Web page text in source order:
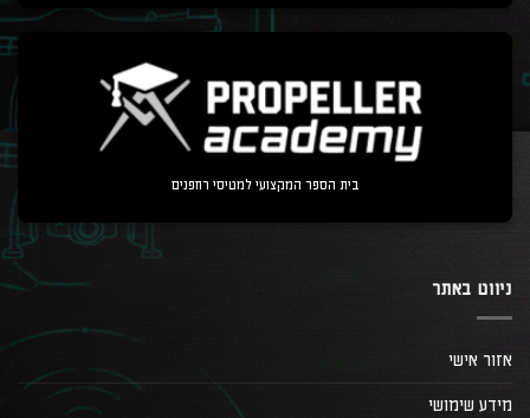
בית הספר המקצועי למטיסי רחפנים
ניווט באתר
אזור אישי
מידע שימושי